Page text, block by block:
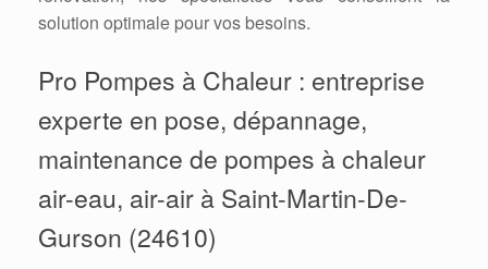
solution optimale pour vos besoins.
Pro Pompes à Chaleur : entreprise
experte en pose, dépannage,
maintenance de pompes à chaleur
air-eau, air-air à Saint-Martin-De-
Gurson (24610)